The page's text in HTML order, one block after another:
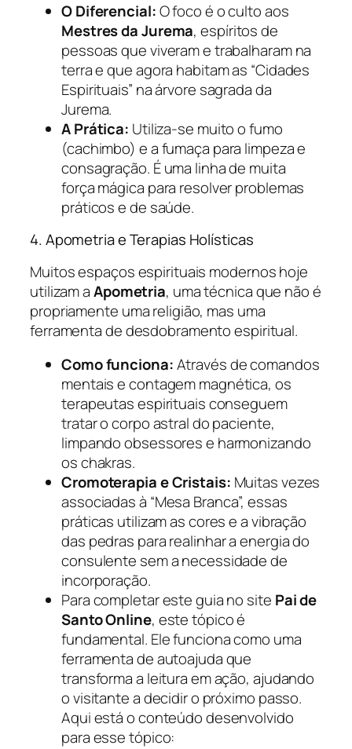
O Diferencial:O foco é o culto aos
Mestres da Jurema, espíritos de
pessoas que viveram e trabalharam na
terra e que agora habitam as “Cidades
Espirituais” na árvore sagrada da
Jurema.
A Prática: Utiliza-se muito o fumo
(cachimbo) e a fumaça para limpeza e
consagração. É uma linha de muita
força mágica para resolver problemas
práticos e de saúde.
4. Apometria e Terapias Holísticas
Muitos espaços espirituais modernos hoje
utilizam aApometria, uma técnica que não é
propriamente uma religião, mas uma
ferramenta de desdobramento espiritual.
Como funciona:Através de comandos
mentais e contagem magnética, os
terapeutas espirituais conseguem
tratar o corpo astral do paciente,
limpando obsessores e harmonizando
os chakras.
Cromoterapia e Cristais: Muitas vezes
associadas à “Mesa Branca”, essas
práticas utilizam as cores e a vibração
das pedras para realinhar a energia do
consulente sem a necessidade de
incorporação.
Para completar este guia no site Pai de
Santo Online, este tópico é
fundamental. Ele funciona como uma
ferramenta de autoajuda que
transforma a leitura em ação, ajudando
o visitante a decidir o próximo passo.
Aqui está o conteúdo desenvolvido
para esse tópico: